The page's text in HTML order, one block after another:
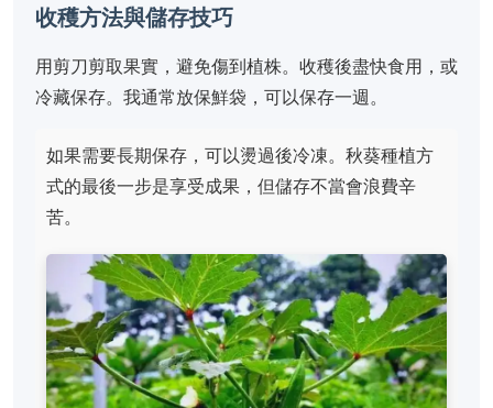
收穫方法與儲存技巧
用剪刀剪取果實，避免傷到植株。收穫後盡快食用，或
冷藏保存。我通常放保鮮袋，可以保存一週。
如果需要長期保存，可以燙過後冷凍。秋葵種植方
式的最後一步是享受成果，但儲存不當會浪費辛
苦。